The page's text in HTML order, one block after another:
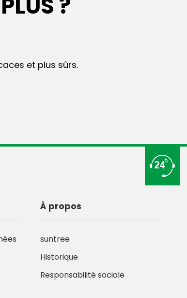
et plus sûrs.
À propos
suntree
Historique
Responsabilité sociale